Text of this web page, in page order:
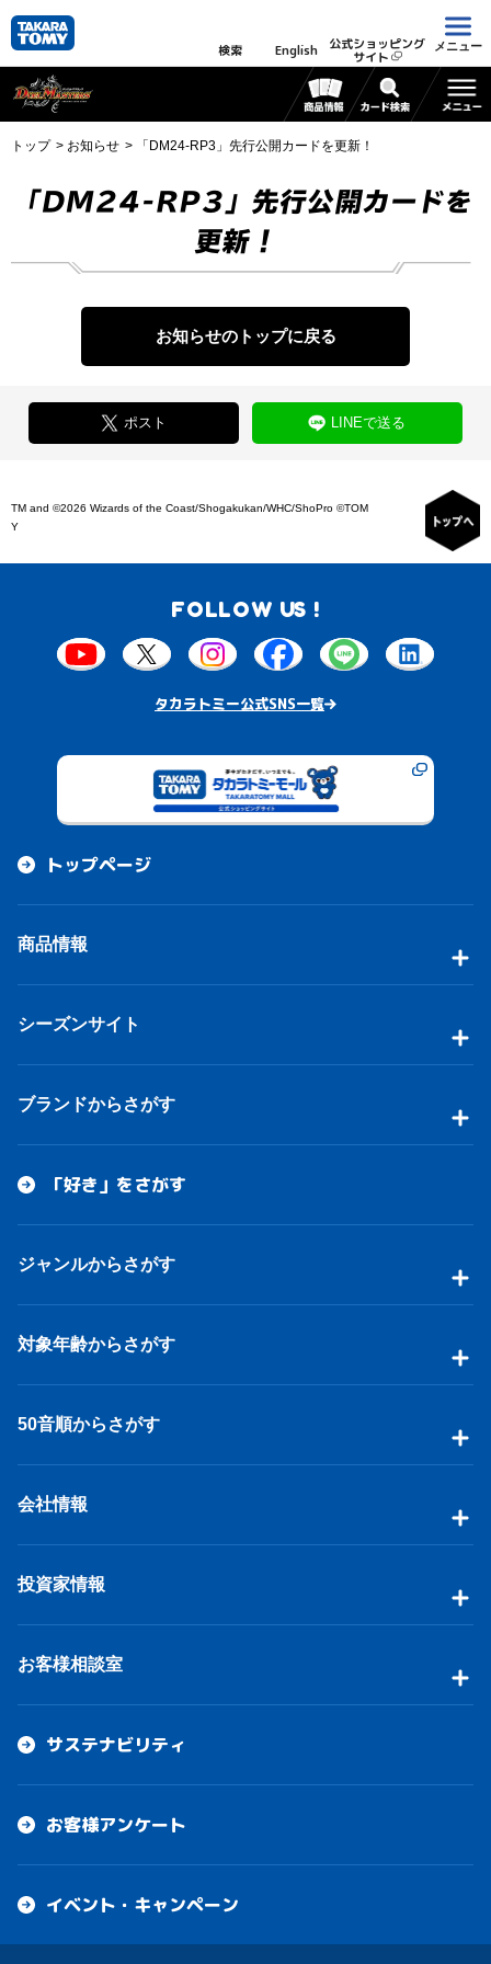
検索 English 公式ショッピング
サイト
メニュー
トップ お知らせ 「DM24-RP3」先行公開カードを更新！
「DM24-RP3」先行公開カードを
更新！
お知らせのトップに戻る
ポスト LINEで送る
TM and ©2026 Wizards of the Coast/Shogakukan/WHC/ShoPro ©TOM
Y
FOLLOW US !
タカラトミー公式SNS一覧
トップページ
商品情報
シーズンサイト
ブランドからさがす
「好き」をさがす
ジャンルからさがす
対象年齢からさがす
50音順からさがす
会社情報
投資家情報
お客様相談室
サステナビリティ
お客様アンケート
イベント・キャンペーン